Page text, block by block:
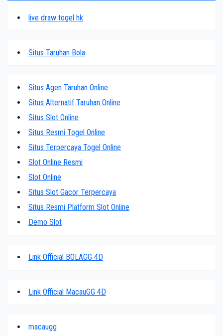
live draw togel hk
Situs Taruhan Bola
Situs Agen Taruhan Online
Situs Alternatif Taruhan Online
Situs Slot Online
Situs Resmi Togel Online
Situs Terpercaya Togel Online
Slot Online Resmi
Slot Online
Situs Slot Gacor Terpercaya
Situs Resmi Platform Slot Online
Demo Slot
Link Official BOLAGG 4D
Link Official MacauGG 4D
macaugg